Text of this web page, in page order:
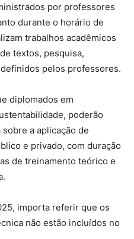
por professores
durante o horário de
trabalhos acadêmicos
textos, pesquisa,
pelos professores.
diplomados em
poderão
a aplicação de
e privado, com duração
de treinamento teórico e
importa referir que os
não estão incluídos no